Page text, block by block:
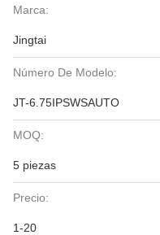
Marca:
Jingtai
Número De Modelo:
JT-6.75IPSWSAUTO
MOQ:
5 piezas
Precio:
1-20